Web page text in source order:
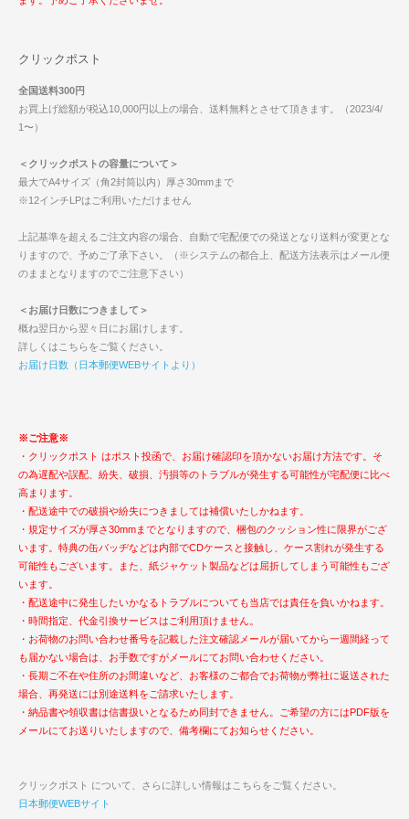
クリックポスト
全国送料300円
お買上げ総額が税込10,000円以上の場合、送料無料とさせて頂きます。（2023/4/
1〜）
＜クリックポストの容量について＞
最大でA4サイズ（角2封筒以内）厚さ30mmまで
※12インチLPはご利用いただけません
上記基準を超えるご注文内容の場合、自動で宅配便での発送となり送料が変更とな
りますので、予めご了承下さい。（※システムの都合上、配送方法表示はメール便
のままとなりますのでご注意下さい）
＜お届け日数につきまして＞
概ね翌日から翌々日にお届けします。
詳しくはこちらをご覧ください。
お届け日数（日本郵便WEBサイトより）
※ご注意※
・クリックポスト はポスト投函で、お届け確認印を頂かないお届け方法です。そ
の為遅配や誤配、紛失、破損、汚損等のトラブルが発生する可能性が宅配便に比べ
高まります。
・配送途中での破損や紛失につきましては補償いたしかねます。
・規定サイズが厚さ30mmまでとなりますので、梱包のクッション性に限界がござ
います。特典の缶バッヂなどは内部でCDケースと接触し、ケース割れが発生する
可能性もございます。また、紙ジャケット製品などは屈折してしまう可能性もござ
います。
・配送途中に発生したいかなるトラブルについても当店では責任を負いかねます。
・時間指定、代金引換サービスはご利用頂けません。
・お荷物のお問い合わせ番号を記載した注文確認メールが届いてから一週間経って
も届かない場合は、お手数ですがメールにてお問い合わせください。
・長期ご不在や住所のお間違いなど、お客様のご都合でお荷物が弊社に返送された
場合、再発送には別途送料をご請求いたします。
・納品書や領収書は信書扱いとなるため同封できません。ご希望の方にはPDF版を
メールにてお送りいたしますので、備考欄にてお知らせください。
クリックポスト について、さらに詳しい情報はこちらをご覧ください。
日本郵便WEBサイト